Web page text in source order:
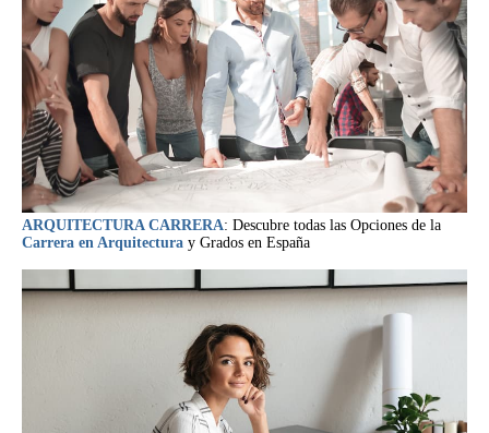
ARQUITECTURA CARRERA: Descubre todas las Opciones de la
Carrera en Arquitectura y Grados en España